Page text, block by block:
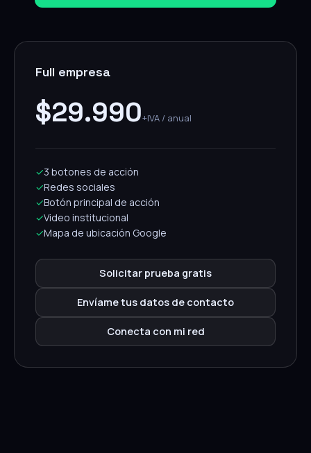
Full empresa
$29.990+IVA / anual
✓3 botones de acción
✓Redes sociales
✓Botón principal de acción
✓Video institucional
✓Mapa de ubicación Google
Solicitar prueba gratis
Envíame tus datos de contacto
Conecta con mi red